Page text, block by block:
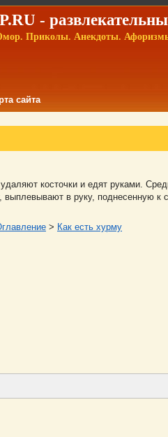
-
Приколы. Анекдоты.
сайта
косточки и едят руками.
в руку, поднесенную к
> Как есть хурму